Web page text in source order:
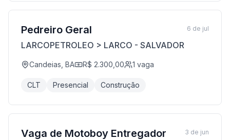
Pedreiro Geral
LARCOPETROLEO > LARCO - SALVADOR
Candeias, BA R$ 2.300,00 1 vaga
CLT Presencial Construção
6 de jul
Vaga de Motoboy Entregador 3 de jun